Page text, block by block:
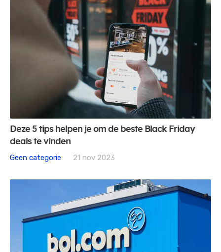
Deze 5 tips helpen je om de beste Black Friday
deals te vinden
Geen categorie
21 nov 2023